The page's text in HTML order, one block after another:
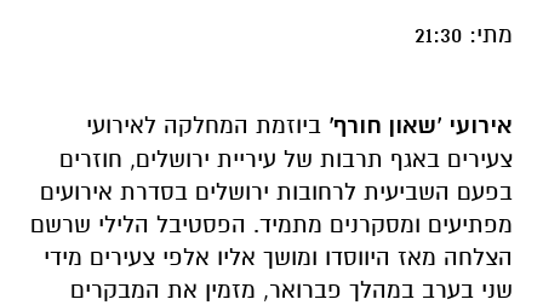
מתי: 21:30
אירועי 'שאון חורף' ביוזמת המחלקה לאירועי
צעירים באגף תרבות של עיריית ירושלים, חוזרים
בפעם השביעית לרחובות ירושלים בסדרת אירועים
מפתיעים ומסקרנים מתמיד. הפסטיבל הלילי שרשם
הצלחה מאז היווסדו ומושך אליו אלפי צעירים מידי
שני בערב במהלך פברואר, מזמין את המבקרים